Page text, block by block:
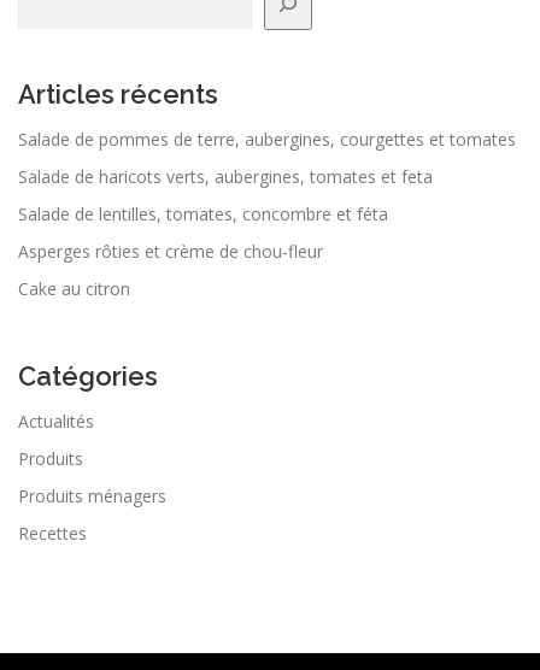
Articles récents
Salade de pommes de terre, aubergines, courgettes et tomates
Salade de haricots verts, aubergines, tomates et feta
Salade de lentilles, tomates, concombre et féta
Asperges rôties et crème de chou-fleur
Cake au citron
Catégories
Actualités
Produits
Produits ménagers
Recettes